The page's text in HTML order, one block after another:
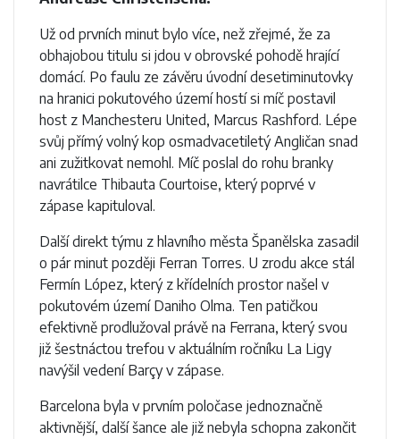
Už od prvních minut bylo více, než zřejmé, že za
obhajobou titulu si jdou v obrovské pohodě hrající
domácí. Po faulu ze závěru úvodní desetiminutovky
na hranici pokutového území hostí si míč postavil
host z Manchesteru United, Marcus Rashford. Lépe
svůj přímý volný kop osmadvacetiletý Angličan snad
ani zužitkovat nemohl. Míč poslal do rohu branky
navrátilce Thibauta Courtoise, který poprvé v
zápase kapituloval.
Další direkt týmu z hlavního města Španělska zasadil
o pár minut později Ferran Torres. U zrodu akce stál
Fermín López, který z křídelních prostor našel v
pokutovém území Daniho Olma. Ten patičkou
efektivně prodlužoval právě na Ferrana, který svou
již šestnáctou trefou v aktuálním ročníku La Ligy
navýšil vedení Barçy v zápase.
Barcelona byla v prvním poločase jednoznačně
aktivnější, další šance ale již nebyla schopna zakončit